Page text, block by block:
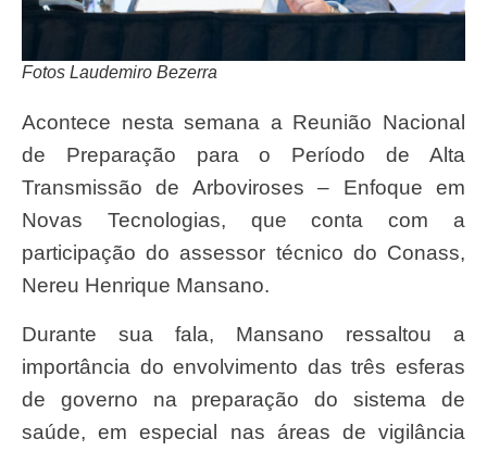
Fotos Laudemiro Bezerra
Acontece nesta semana a Reunião Nacional
de Preparação para o Período de Alta
Transmissão de Arboviroses – Enfoque em
Novas Tecnologias, que conta com a
participação do assessor técnico do Conass,
Nereu Henrique Mansano.
Durante sua fala, Mansano ressaltou a
importância do envolvimento das três esferas
de governo na preparação do sistema de
saúde, em especial nas áreas de vigilância